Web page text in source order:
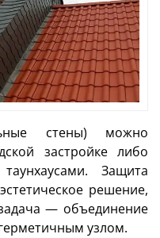
стены) можно
застройке либо
Защита
решение,
— объединение
узлом.